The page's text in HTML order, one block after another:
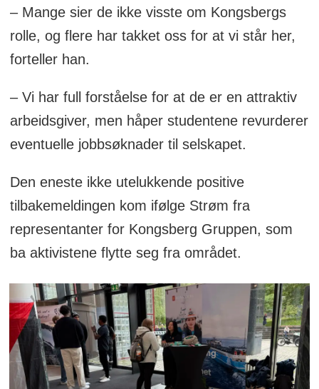
– Mange sier de ikke visste om Kongsbergs
rolle, og flere har takket oss for at vi står her,
forteller han.
– Vi har full forståelse for at de er en attraktiv
arbeidsgiver, men håper studentene revurderer
eventuelle jobbsøknader til selskapet.
Den eneste ikke utelukkende positive
tilbakemeldingen kom ifølge Strøm fra
representanter for Kongsberg Gruppen, som
ba aktivistene flytte seg fra området.